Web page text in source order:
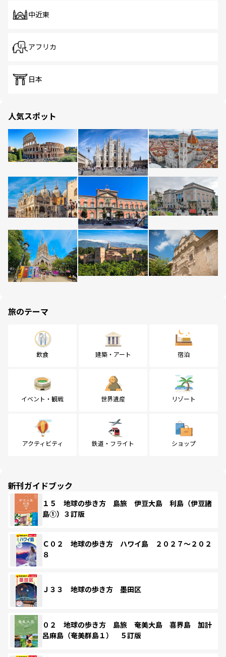
中近東
アフリカ
日本
人気スポット
旅のテーマ
飲食 建築・アート 宿泊
イベント・観戦 世界遺産 リゾート
アクティビティ 鉄道・フライト ショップ
新刊ガイドブック
１５ 地球の歩き方 島旅 伊豆大島 利島（伊豆諸
島①）３訂版
Ｃ０２ 地球の歩き方 ハワイ島 ２０２７～２０２
８
Ｊ３３ 地球の歩き方 墨田区
０２ 地球の歩き方 島旅 奄美大島 喜界島 加計
呂麻島（奄美群島１） ５訂版